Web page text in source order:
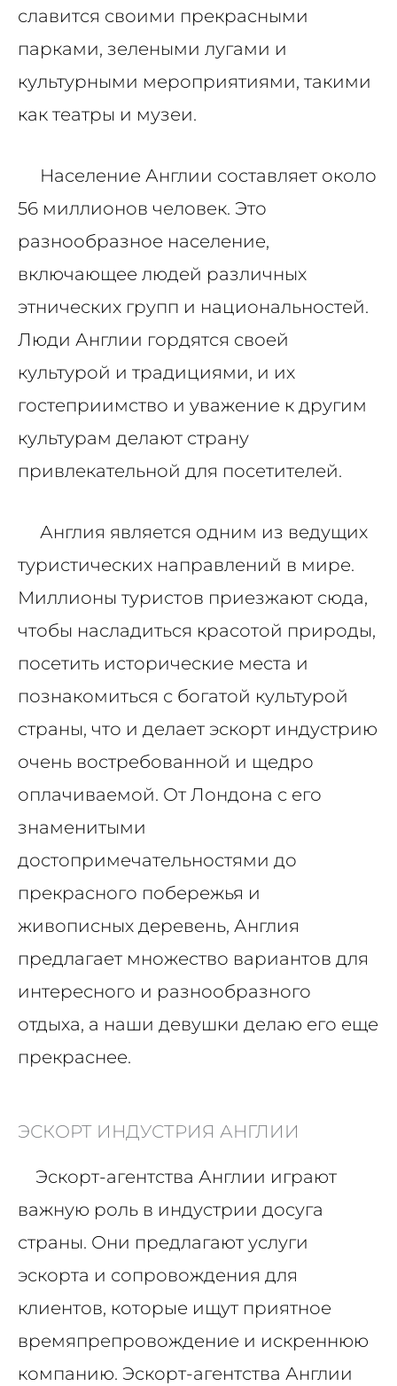
славится своими прекрасными
парками, зелеными лугами и
культурными мероприятиями, такими
как театры и музеи.
Население Англии составляет около
56 миллионов человек. Это
разнообразное население,
включающее людей различных
этнических групп и национальностей.
Люди Англии гордятся своей
культурой и традициями, и их
гостеприимство и уважение к другим
культурам делают страну
привлекательной для посетителей.
Англия является одним из ведущих
туристических направлений в мире.
Миллионы туристов приезжают сюда,
чтобы насладиться красотой природы,
посетить исторические места и
познакомиться с богатой культурой
страны, что и делает эскорт индустрию
очень востребованной и щедро
оплачиваемой. От Лондона с его
знаменитыми
достопримечательностями до
прекрасного побережья и
живописных деревень, Англия
предлагает множество вариантов для
интересного и разнообразного
отдыха, а наши девушки делаю его еще
прекраснее.
ЭСКОРТ ИНДУСТРИЯ АНГЛИИ
Эскорт-агентства Англии играют
важную роль в индустрии досуга
страны. Они предлагают услуги
эскорта и сопровождения для
клиентов, которые ищут приятное
времяпрепровождение и искреннюю
компанию. Эскорт-агентства Англии